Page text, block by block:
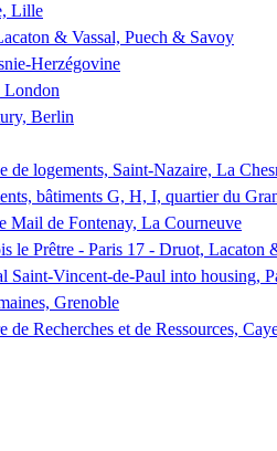
Lille
& Vassal, Puech & Savoy
Herzégovine
London
Berlin
de logements, Saint-Nazaire, La
bâtiments G, H, I, quartier du
Mail de Fontenay, La Courneuve
le Prêtre - Paris 17 - Druot, Lacaton
Saint-Vincent-de-Paul into housing,
Grenoble
de Recherches et de Ressources,